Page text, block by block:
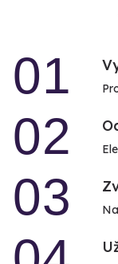
01
02
03